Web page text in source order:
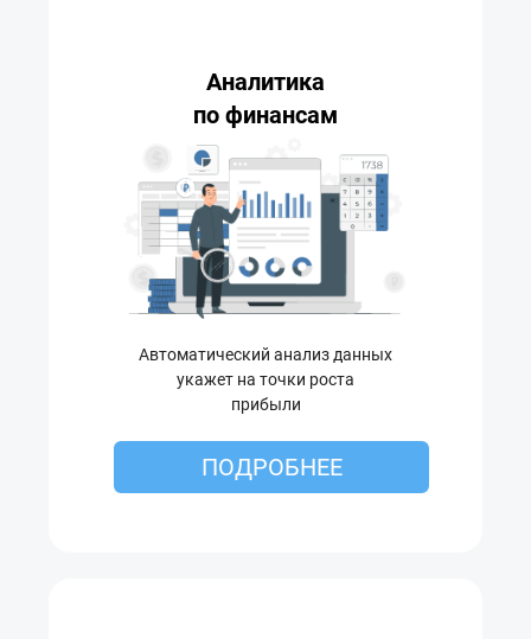
Аналитика
по финансам
Автоматический анализ данных
укажет на точки роста
прибыли
ПОДРОБНЕЕ